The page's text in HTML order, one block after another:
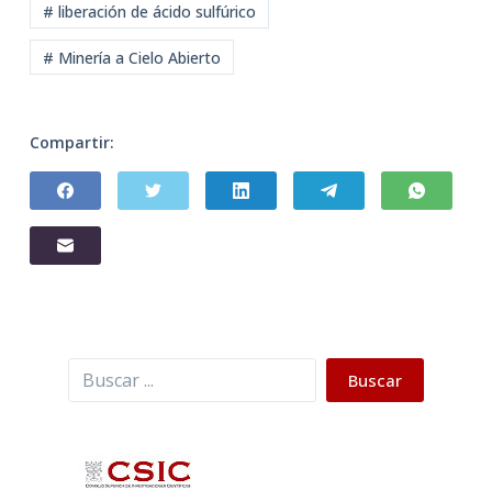
# liberación de ácido sulfúrico
# Minería a Cielo Abierto
Compartir:
Buscar Buscar